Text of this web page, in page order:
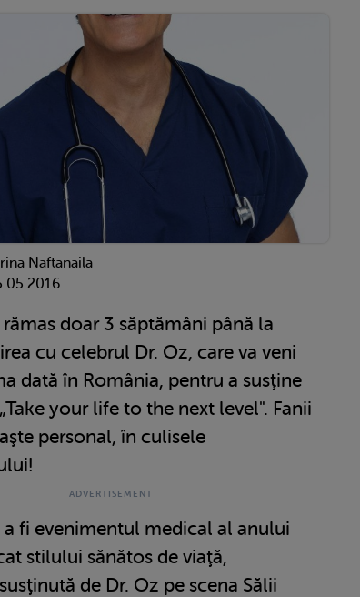
Naftanaila
doar 3 săptămâni până la
cu celebrul Dr. Oz, care va veni
dată în România, pentru a susţine
your life to the next level". Fanii
personal, în culisele
a fi evenimentul medical al anului
stilului sănătos de viaţă,
de Dr. Oz pe scena Sălii